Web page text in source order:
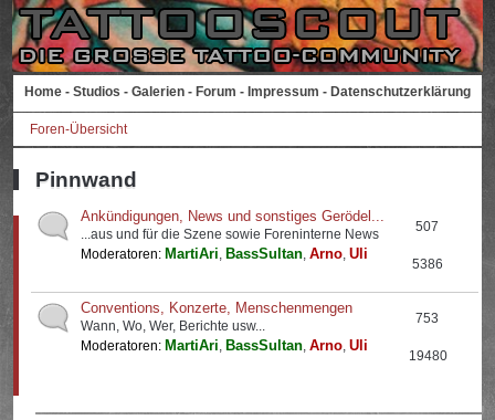
Home - Studios - Galerien - Forum - Impressum - Datenschutzerklärung
Foren-Übersicht
Pinnwand
Ankündigungen, News und sonstiges Gerödel...
...aus und für die Szene sowie Foreninterne News
Moderatoren: MartiAri, BassSultan,Arno,Uli
507
5386
Conventions, Konzerte, Menschenmengen
Wann, Wo, Wer, Berichte usw...
Moderatoren: MartiAri, BassSultan,Arno,Uli
753
19480